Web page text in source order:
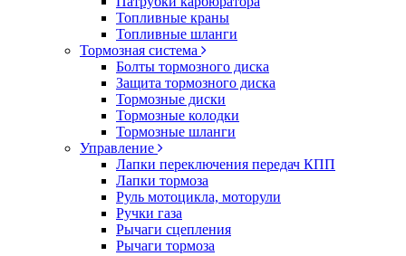
Топливные краны
Топливные шланги
Тормозная система
Болты тормозного диска
Защита тормозного диска
Тормозные диски
Тормозные колодки
Тормозные шланги
Управление
Лапки переключения передач КПП
Лапки тормоза
Руль мотоцикла, моторули
Ручки газа
Рычаги сцепления
Рычаги тормоза